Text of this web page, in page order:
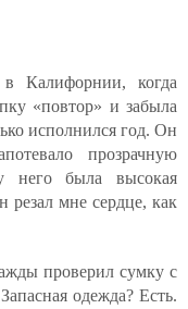
Калифорнии, когда
«повтор» и забыла
исполнился год. Он
прозрачную
него была высокая
резал мне сердце, как
проверил сумку с
одежда? Есть.